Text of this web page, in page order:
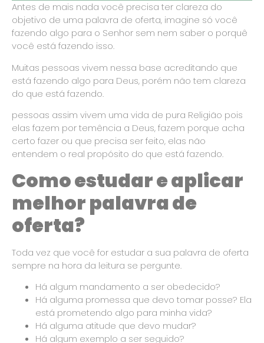
Antes de mais nada você precisa ter clareza do
objetivo de uma palavra de oferta, imagine só você
fazendo algo para o Senhor sem nem saber o porquê
você está fazendo isso.
Muitas pessoas vivem nessa base acreditando que
está fazendo algo para Deus, porém não tem clareza
do que está fazendo.
pessoas assim vivem uma vida de pura Religião pois
elas fazem por temência a Deus, fazem porque acha
certo fazer ou que precisa ser feito, elas não
entendem o real propósito do que está fazendo.
Como estudar e aplicar
melhor palavra de
oferta?
Toda vez que você for estudar a sua palavra de oferta
sempre na hora da leitura se pergunte.
Há algum mandamento a ser obedecido?
Há alguma promessa que devo tomar posse? Ela
está prometendo algo para minha vida?
Há alguma atitude que devo mudar?
Há algum exemplo a ser seguido?